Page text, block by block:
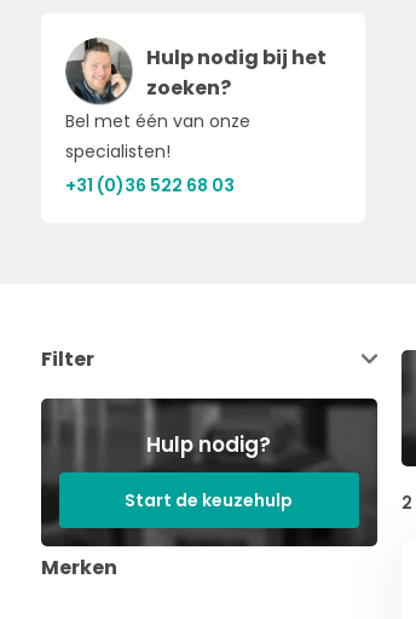
Hulp nodig bij het
zoeken?
Bel met één van onze
specialisten!
+31 (0)36 522 68 03
Filter
Hulp nodig?
Start de keuzehulp
Merken
2